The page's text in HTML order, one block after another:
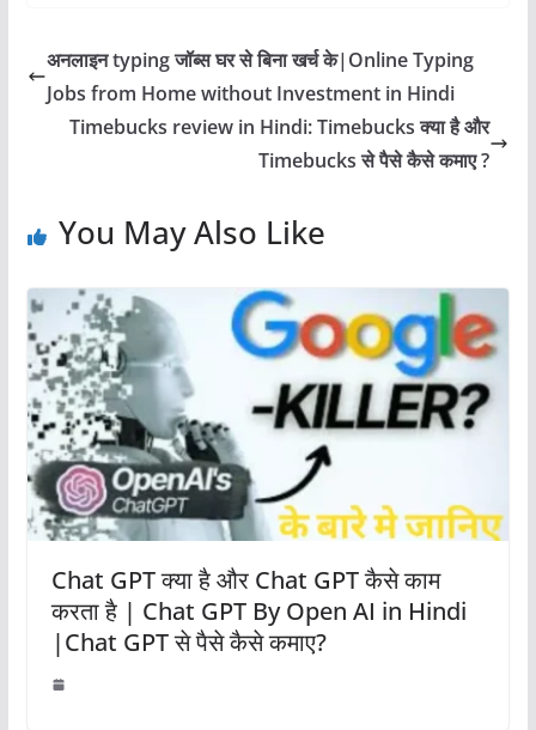
अनलाइन typing जॉब्स घर से बिना खर्च के|Online Typing
Jobs from Home without Investment in Hindi
Timebucks review in Hindi: Timebucks क्या है और
Timebucks से पैसे कैसे कमाए ?
You May Also Like
Chat GPT क्या है और Chat GPT कैसे काम
करता है | Chat GPT By Open AI in Hindi
|Chat GPT से पैसे कैसे कमाए?